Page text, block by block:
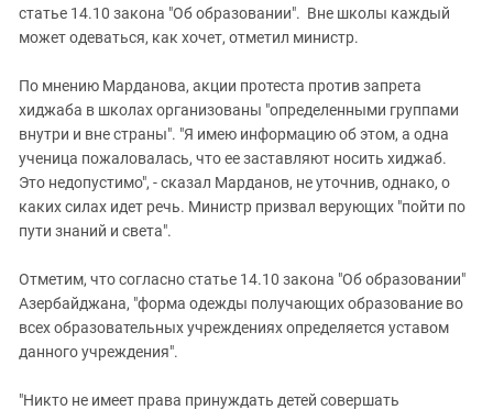
статье 14.10 закона "Об образовании". Вне школы каждый
может одеваться, как хочет, отметил министр.
По мнению Марданова, акции протеста против запрета
хиджаба в школах организованы "определенными группами
внутри и вне страны". "Я имею информацию об этом, а одна
ученица пожаловалась, что ее заставляют носить хиджаб.
Это недопустимо", - сказал Марданов, не уточнив, однако, о
каких силах идет речь. Министр призвал верующих "пойти по
пути знаний и света".
Отметим, что согласно статье 14.10 закона "Об образовании"
Азербайджана, "форма одежды получающих образование во
всех образовательных учреждениях определяется уставом
данного учреждения".
"Никто не имеет права принуждать детей совершать